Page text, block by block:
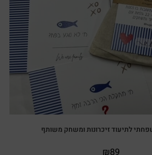
לתיעוד זיכרונות ומשחק משותף
₪89